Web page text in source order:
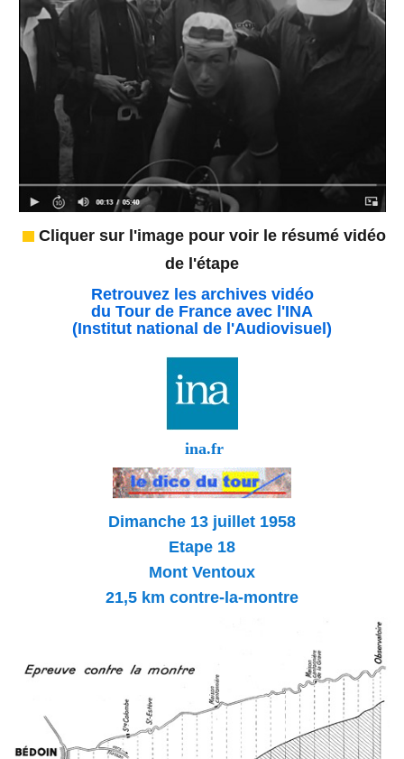
Cliquer sur l'image pour voir le résumé vidéo
de l'étape
Retrouvez les archives vidéo
du Tour de France avec l'INA
(Institut national de l'Audiovisuel)
ina.fr
Dimanche 13 juillet 1958
Etape 18
Mont Ventoux
21,5 km contre-la-montre